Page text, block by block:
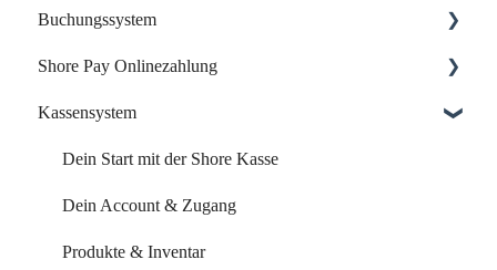
Buchungssystem
Dein Start mit Shore
Dein Account & Zugang
Kalender & Termine
Buchungsseite
Buchungseinstellungen
Shore Pay Onlinezahlung
Einrichtung & Aktivierung
Zahlungsoptionen & Funktionen
Kassensystem
Dein Start mit der Shore Kasse
Dein Account & Zugang
Produkte & Inventar